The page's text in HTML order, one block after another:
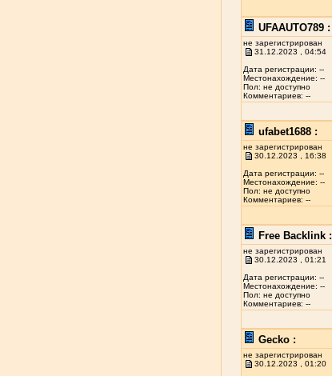
UFAAUTO789 :
не зарегистрирован
31.12.2023 , 04:54
Дата регистрации: --
Местонахождение: --
Пол: не доступно
Комментариев: --
ufabet1688 :
не зарегистрирован
30.12.2023 , 16:38
Дата регистрации: --
Местонахождение: --
Пол: не доступно
Комментариев: --
Free Backlink :
не зарегистрирован
30.12.2023 , 01:21
Дата регистрации: --
Местонахождение: --
Пол: не доступно
Комментариев: --
Gecko :
не зарегистрирован
30.12.2023 , 01:20